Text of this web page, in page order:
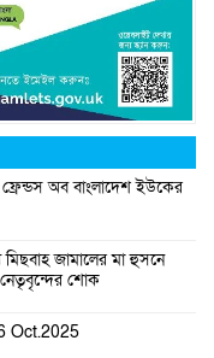
অব বাংলাদেশ ইউকের
মিছবাহ জামালের মা হুসনে
নেতৃবৃন্দের শোক
Oct.2025